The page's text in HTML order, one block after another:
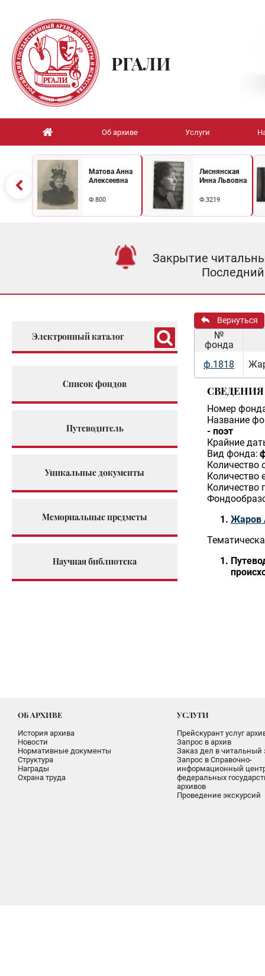
РГАЛИ
Об архиве Услуги
Матова Анна
Алексеевна
Ф.800
Лиснянская
Инна Львовна
Ф.3219
Закрытие
Электронный каталог
Список фондов
Путеводитель
Уникальные документы
Мемориальные предметы
Научная библиотека
Вернуться
№
фонда
ф.1818
СВЕДЕНИЯ
Номер
Название
- поэт
Крайние
Вид фонда:
Количество
Количество
Количество
Жаров
ОБ АРХИВЕ
История архива
Новости
Нормативные документы
Структура
Награды
Охрана труда
УСЛУГИ
Прейскурант услуг
Запрос в архив
Заказ дел в читальный
Запрос в Справочно-
информационный
федеральных
архивов
Проведение экскурсий